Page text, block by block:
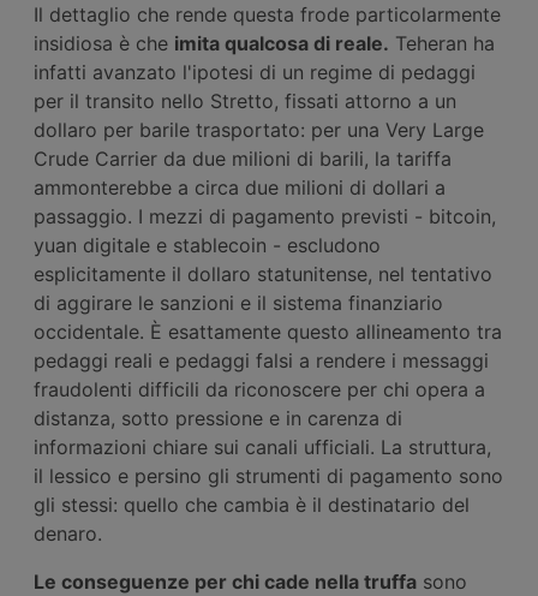
Il dettaglio che rende questa frode particolarmente
insidiosa è che imita qualcosa di reale. Teheran ha
infatti avanzato l'ipotesi di un regime di pedaggi
per il transito nello Stretto, fissati attorno a un
dollaro per barile trasportato: per una Very Large
Crude Carrier da due milioni di barili, la tariffa
ammonterebbe a circa due milioni di dollari a
passaggio. I mezzi di pagamento previsti - bitcoin,
yuan digitale e stablecoin - escludono
esplicitamente il dollaro statunitense, nel tentativo
di aggirare le sanzioni e il sistema finanziario
occidentale. È esattamente questo allineamento tra
pedaggi reali e pedaggi falsi a rendere i messaggi
fraudolenti difficili da riconoscere per chi opera a
distanza, sotto pressione e in carenza di
informazioni chiare sui canali ufficiali. La struttura,
il lessico e persino gli strumenti di pagamento sono
gli stessi: quello che cambia è il destinatario del
denaro.
Le conseguenze per chi cade nella truffa sono